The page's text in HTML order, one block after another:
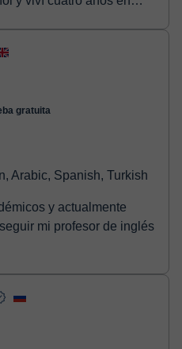
gratuita
Arabic, Spanish, Turkish
y actualmente
mi profesor de inglés